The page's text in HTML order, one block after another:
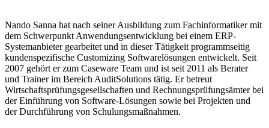
Nando Sanna hat nach seiner Ausbildung zum Fachinformatiker mit
dem Schwerpunkt Anwendungsentwicklung bei einem ERP-
Systemanbieter gearbeitet und in dieser Tätigkeit programmseitig
kundenspezifische Customizing Softwarelösungen entwickelt. Seit
2007 gehört er zum Caseware Team und ist seit 2011 als Berater
und Trainer im Bereich AuditSolutions tätig. Er betreut
Wirtschaftsprüfungsgesellschaften und Rechnungsprüfungsämter bei
der Einführung von Software-Lösungen sowie bei Projekten und
der Durchführung von Schulungsmaßnahmen.